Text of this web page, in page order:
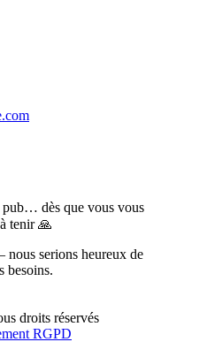
pub… dès que vous vous
tenir 🙏
serions heureux de
besoins.
droits réservés
RGPD